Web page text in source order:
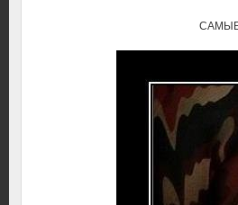
САМЫЕ